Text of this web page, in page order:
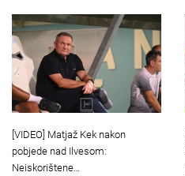
[VIDEO] Matjaž Kek nakon
pobjede nad Ilvesom:
Neiskorištene…